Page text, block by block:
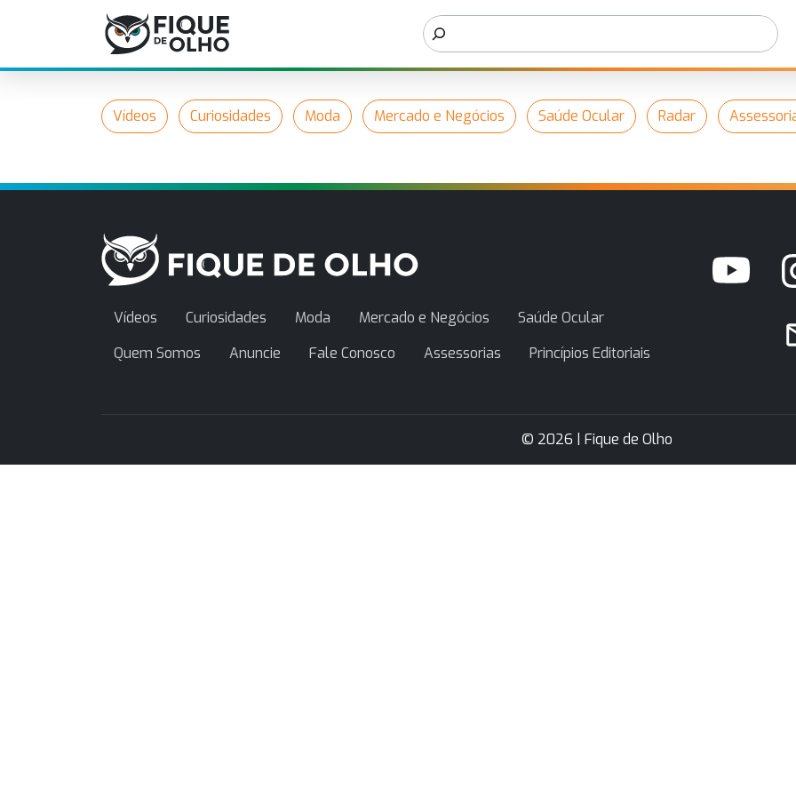
Vídeos Curiosidades Moda Mercado e Negócios Saúde Ocular Radar
Vídeos Curiosidades Moda Mercado e Negócios
Saúde Ocular
Quem Somos
Anuncie Fale Conosco Assessorias Princípios Editoriais
© 2026 | Fique de Olho